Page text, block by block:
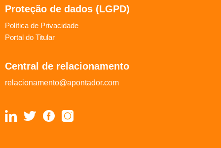
Proteção de dados (LGPD)
Política de Privacidade
Portal do Titular
Central de relacionamento
relacionamento@apontador.com